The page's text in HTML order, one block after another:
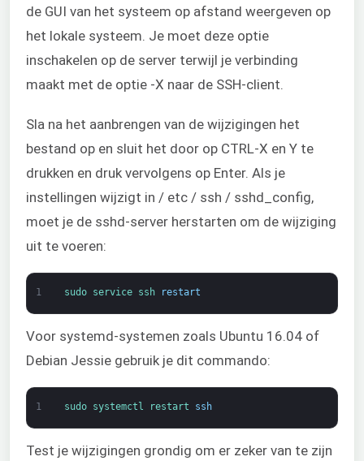
de GUI van het systeem op afstand weergeven op
het lokale systeem. Je moet deze optie
inschakelen op de server terwijl je verbinding
maakt met de optie -X naar de SSH-client.
Sla na het aanbrengen van de wijzigingen het
bestand op en sluit het door op CTRL-X en Y te
drukken en druk vervolgens op Enter. Als je
instellingen wijzigt in / etc / ssh / sshd_config,
moet je de sshd-server herstarten om de wijziging
uit te voeren:
1 sudo service ssh restart
Voor systemd-systemen zoals Ubuntu 16.04 of
Debian Jessie gebruik je dit commando:
1 sudo systemctl restart ssh
Test je wijzigingen grondig om er zeker van te zijn